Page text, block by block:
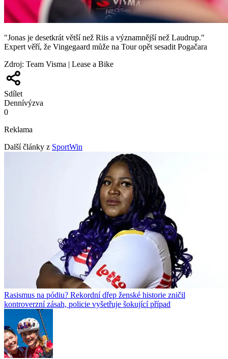
"Jonas je desetkrát větší než Riis a významnější než Laudrup."
Expert věří, že Vingegaard může na Tour opět sesadit Pogačara
Zdroj: Team Visma | Lease a Bike
Sdílet
Dennívýzva
0
Reklama
Další články z SportWin
Rasismus na pódiu? Rekordní dřep ženské historie zničil
kontroverzní zásah, policie vyšetřuje šokující případ